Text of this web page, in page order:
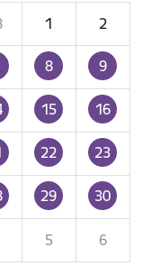
1 2
8 9
15 16
22 23
29 30
5 6